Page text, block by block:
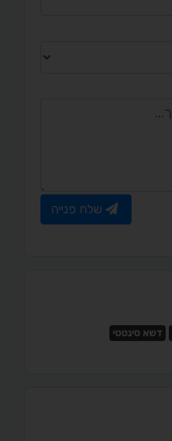
שלח פנייה
דשא סינטטי